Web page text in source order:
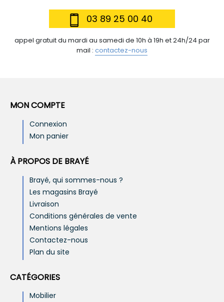
03 89 25 00 40
appel gratuit du mardi au samedi de 10h à 19h et 24h/24 par
mail : contactez-nous
MON COMPTE
Connexion
Mon panier
À PROPOS DE BRAYÉ
Brayé, qui sommes-nous ?
Les magasins Brayé
Livraison
Conditions générales de vente
Mentions légales
Contactez-nous
Plan du site
CATÉGORIES
Mobilier